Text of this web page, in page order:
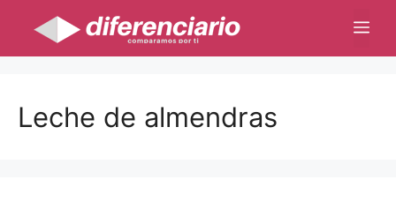
contenido
Leche de almendras